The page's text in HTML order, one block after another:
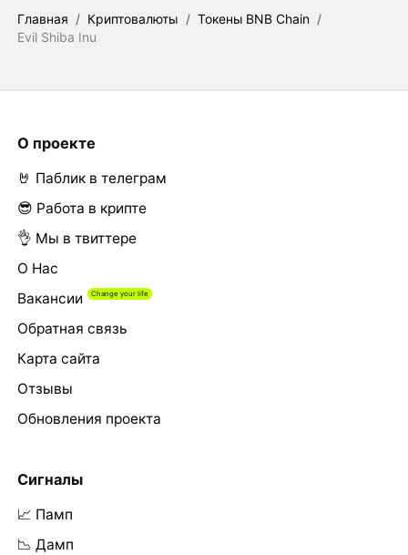
Главная / Криптовалюты / Токены BNB Chain /
Evil Shiba Inu
О проекте
🤘 Паблик в телеграм
😎 Работа в крипте
👌 Мы в твиттере
О Нас
Вакансии
Обратная связь
Карта сайта
Отзывы
Обновления проекта
Сигналы
📈 Памп
📉 Дамп